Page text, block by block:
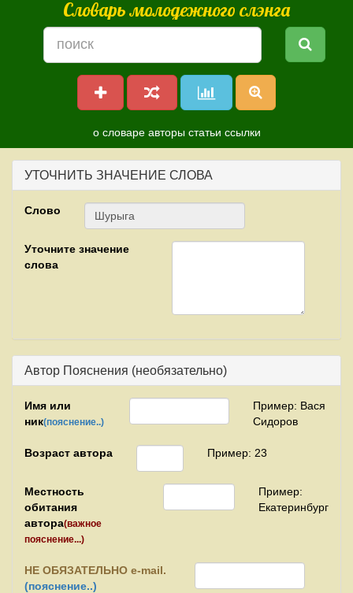
Словарь молодежного слэнга
о словаре авторы статьи ссылки
УТОЧНИТЬ ЗНАЧЕНИЕ СЛОВА
Слово
Уточните значение
слова
Автор Пояснения (необязательно)
Имя или
ник(пояснение..)
Пример: Вася
Сидоров
Возраст автора Пример: 23
Местность
обитания
автора(важное
пояснение...)
Пример:
Екатеринбург
НЕ ОБЯЗАТЕЛЬНО e-mail.
(пояснение..)